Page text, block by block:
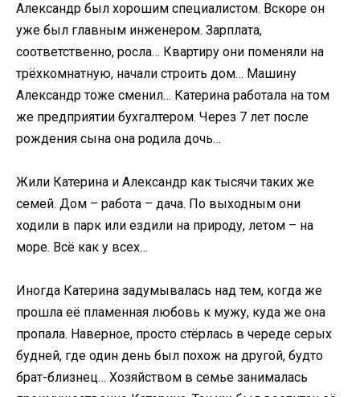
Александр был хорошим специалистом. Вскоре он
уже был главным инженером. Зарплата,
соответственно, росла… Квартиру они поменяли на
трёхкомнатную, начали строить дом… Машину
Александр тоже сменил… Катерина работала на том
же предприятии бухгалтером. Через 7 лет после
рождения сына она родила дочь…
Жили Катерина и Александр как тысячи таких же
семей. Дом – работа – дача. По выходным они
ходили в парк или ездили на природу, летом – на
море. Всё как у всех…
Иногда Катерина задумывалась над тем, когда же
прошла её пламенная любовь к мужу, куда же она
пропала. Наверное, просто стёрлась в череде серых
будней, где один день был похож на другой, будто
брат-близнец… Хозяйством в семье занималась